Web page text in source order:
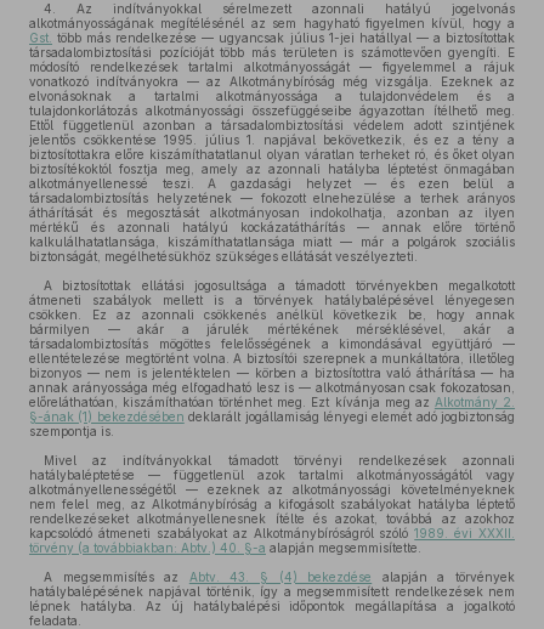
4. Az indítványokkal sérelmezett azonnali hatályú jogelvonás
alkotmányosságának megítélésénél az sem hagyható figyelmen kívül, hogy a
Gst. több más rendelkezése — ugyancsak július 1-jei hatállyal — a biztosítottak
társadalombiztosítási pozícióját több más területen is számottevően gyengíti. E
módosító rendelkezések tartalmi alkotmányosságát — figyelemmel a rájuk
vonatkozó indítványokra — az Alkotmánybíróság még vizsgálja. Ezeknek az
elvonásoknak a tartalmi alkotmányossága a tulajdonvédelem és a
tulajdonkorlátozás alkotmányossági összefüggéseibe ágyazottan ítélhető meg.
Ettől függetlenül azonban a társadalombiztosítási védelem adott szintjének
jelentős csökkentése 1995. július 1. napjával bekövetkezik, és ez a tény a
biztosítottakra előre kiszámíthatatlanul olyan váratlan terheket ró, és őket olyan
biztosítékoktól fosztja meg, amely az azonnali hatályba léptetést önmagában
alkotmányellenessé teszi. A gazdasági helyzet — és ezen belül a
társadalombiztosítás helyzetének — fokozott elnehezülése a terhek arányos
áthárítását és megosztását alkotmányosan indokolhatja, azonban az ilyen
mértékű és azonnali hatályú kockázatáthárítás — annak előre történő
kalkulálhatatlansága, kiszámíthatatlansága miatt — már a polgárok szociális
biztonságát, megélhetésükhöz szükséges ellátását veszélyezteti.
A biztosítottak ellátási jogosultsága a támadott törvényekben megalkotott
átmeneti szabályok mellett is a törvények hatálybalépésével lényegesen
csökken. Ez az azonnali csökkenés anélkül következik be, hogy annak
bármilyen — akár a járulék mértékének mérséklésével, akár a
társadalombiztosítás mögöttes felelősségének a kimondásával együttjáró —
ellentételezése megtörtént volna. A biztosítói szerepnek a munkáltatóra, illetőleg
bizonyos — nem is jelentéktelen — körben a biztosítottra való áthárítása — ha
annak arányossága még elfogadható lesz is — alkotmányosan csak fokozatosan,
előreláthatóan, kiszámíthatóan történhet meg. Ezt kívánja meg az Alkotmány 2.
§-ának (1) bekezdésében deklarált jogállamiság lényegi elemét adó jogbiztonság
szempontja is.
Mivel az indítványokkal támadott törvényi rendelkezések azonnali
hatálybaléptetése — függetlenül azok tartalmi alkotmányosságától vagy
alkotmányellenességétől — ezeknek az alkotmányossági követelményeknek
nem felel meg, az Alkotmánybíróság a kifogásolt szabályokat hatályba léptető
rendelkezéseket alkotmányellenesnek ítélte és azokat, továbbá az azokhoz
kapcsolódó átmeneti szabályokat az Alkotmánybíróságról szóló1989. évi XXXII.
törvény (a továbbiakban: Abtv.) 40. §-a alapján megsemmisítette.
A megsemmisítés az Abtv. 43. § (4) bekezdése
alapján a törvények
hatálybalépésének napjával történik, így a megsemmisített rendelkezések nem
lépnek hatályba. Az új hatálybalépési időpontok megállapítása a jogalkotó
feladata.